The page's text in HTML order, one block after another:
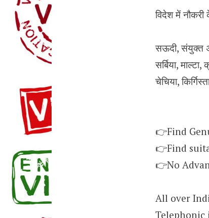
विदेश में नौकरी
सऊदी, संयुक्त
सर्बिया,
चेचिया,
👉Find
👉Find
👉No
All over
Telephonic